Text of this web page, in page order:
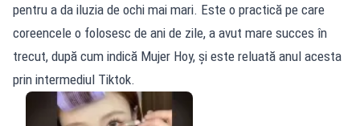
pentru a da iluzia de ochi mai mari. Este o practică pe care
coreencele o folosesc de ani de zile, a avut mare succes în
trecut, după cum indică Mujer Hoy, și este reluată anul acesta
prin intermediul Tiktok.